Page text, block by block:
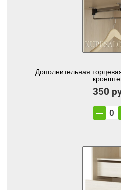
Дополнительная
350